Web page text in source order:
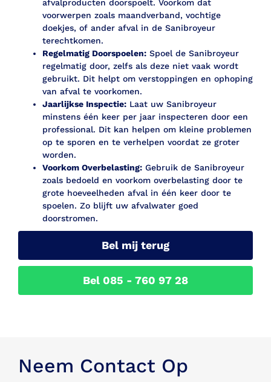
afvalproducten doorspoelt. Voorkom dat
voorwerpen zoals maandverband, vochtige
doekjes, of ander afval in de Sanibroyeur
terechtkomen.
Regelmatig Doorspoelen: Spoel de Sanibroyeur
regelmatig door, zelfs als deze niet vaak wordt
gebruikt. Dit helpt om verstoppingen en ophoping
van afval te voorkomen.
Jaarlijkse Inspectie: Laat uw Sanibroyeur
minstens één keer per jaar inspecteren door een
professional. Dit kan helpen om kleine problemen
op te sporen en te verhelpen voordat ze groter
worden.
Voorkom Overbelasting: Gebruik de Sanibroyeur
zoals bedoeld en voorkom overbelasting door te
grote hoeveelheden afval in één keer door te
spoelen. Zo blijft uw afvalwater goed
doorstromen.
Bel mij terug
Bel 085 - 760 97 28
Neem Contact Op